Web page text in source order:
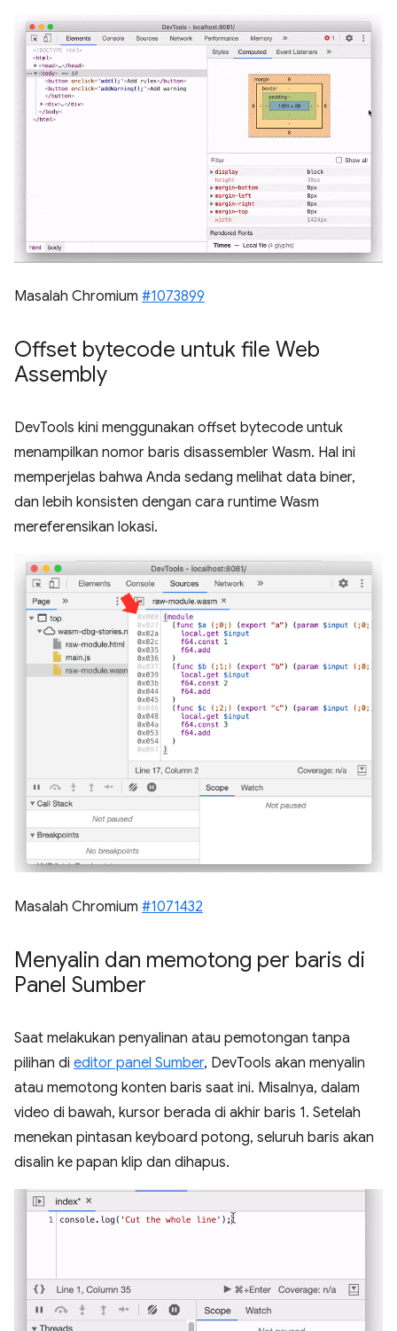
Masalah Chromium #1073899
Offset bytecode untuk file Web
Assembly
DevTools kini menggunakan offset bytecode untuk
menampilkan nomor baris disassembler Wasm. Hal ini
memperjelas bahwa Anda sedang melihat data biner,
dan lebih konsisten dengan cara runtime Wasm
mereferensikan lokasi.
Masalah Chromium #1071432
Menyalin dan memotong per baris di
Panel Sumber
Saat melakukan penyalinan atau pemotongan tanpa
pilihan di editor panel Sumber, DevTools akan menyalin
atau memotong konten baris saat ini. Misalnya, dalam
video di bawah, kursor berada di akhir baris 1. Setelah
menekan pintasan keyboard potong, seluruh baris akan
disalin ke papan klip dan dihapus.